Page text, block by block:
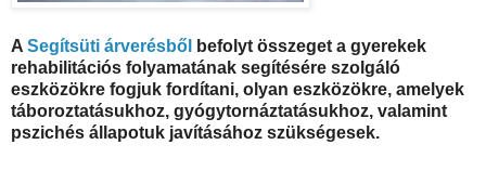
A Segítsüti árverésből
befolyt összeget a gyerekek
rehabilitációs folyamatának segítésére szolgáló
eszközökre fogjuk fordítani, olyan eszközökre, amelyek
táboroztatásukhoz, gyógytornáztatásukhoz, valamint
pszichés állapotuk javításához szükségesek.